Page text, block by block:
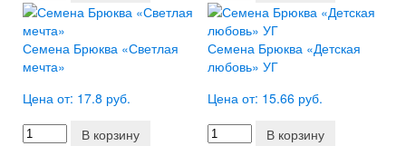
Семена Брюква «Светлая
мечта»
Цена от: 17.8 руб.
В корзину
Семена Брюква «Детская
любовь» УГ
Цена от: 15.66 руб.
В корзину